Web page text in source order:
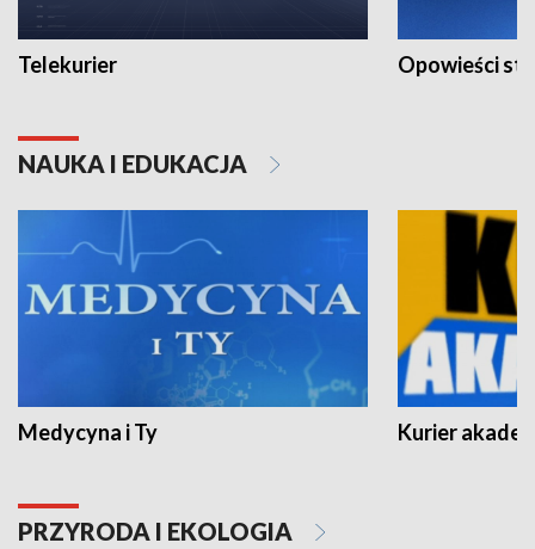
Telekurier Opowieści
NAUKA I EDUKACJA
Medycyna i Ty Kurier
PRZYRODA I EKOLOGIA